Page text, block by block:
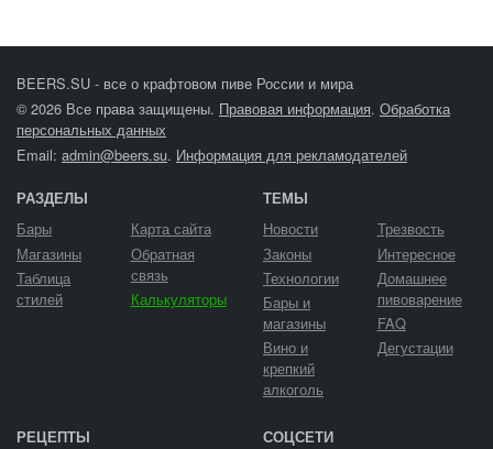
BEERS.SU - все о крафтовом пиве России и мира
© 2026 Все права защищены. Правовая информация. Обработка
персональных данных
Email: admin@beers.su. Информация для рекламодателей
РАЗДЕЛЫ
Бары
Магазины
Таблица
стилей
Карта сайта
Обратная
связь
Калькуляторы
ТЕМЫ
Новости
Законы
Технологии
Бары и
магазины
Вино и
крепкий
алкоголь
Трезвость
Интересное
Домашнее
пивоварение
FAQ
Дегустации
РЕЦЕПТЫ СОЦСЕТИ